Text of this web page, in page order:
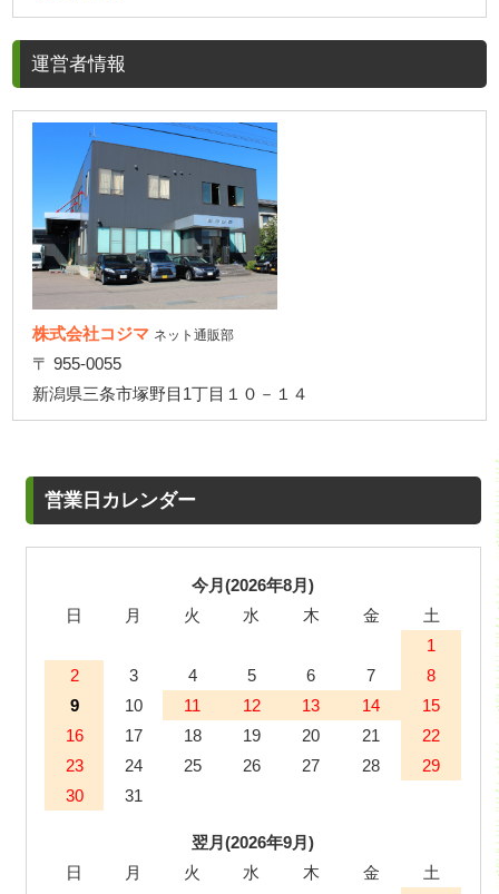
運営者情報
株式会社コジマ ネット通販部
〒 955-0055
新潟県三条市塚野目1丁目１０－１４
営業日カレンダー
今月(2026年8月)
日
月 火 水 木 金
土
1
2
3 4 5 6 7
8
9
10 11 12 13 14
15
16
17 18 19 20 21
22
23
24 25 26 27 28
29
30
31
翌月(2026年9月)
日
月 火 水 木 金
土